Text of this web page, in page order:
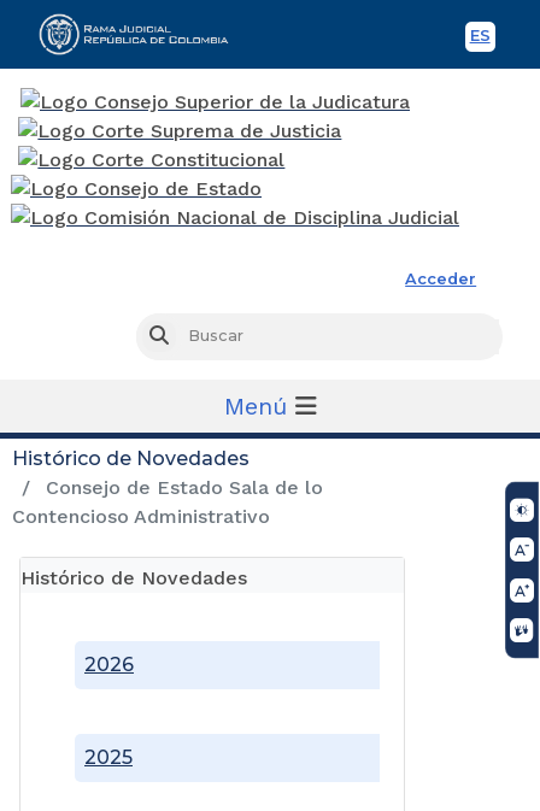
ES
Acceder
Buscar
Menú
Histórico de Novedades
Consejo de Estado Sala de lo
Contencioso Administrativo
Histórico de Novedades
2025
2026